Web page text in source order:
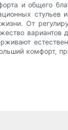
и общего
стульев
жизни. От
вариантов
комфорт,